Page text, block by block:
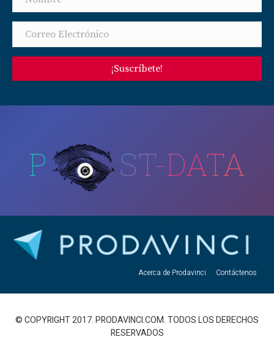
¡Suscríbete!
P ST-DATA
Acerca de Prodavinci Contáctenos
© COPYRIGHT 2017. PRODAVINCI.COM. TODOS LOS DERECHOS
RESERVADOS